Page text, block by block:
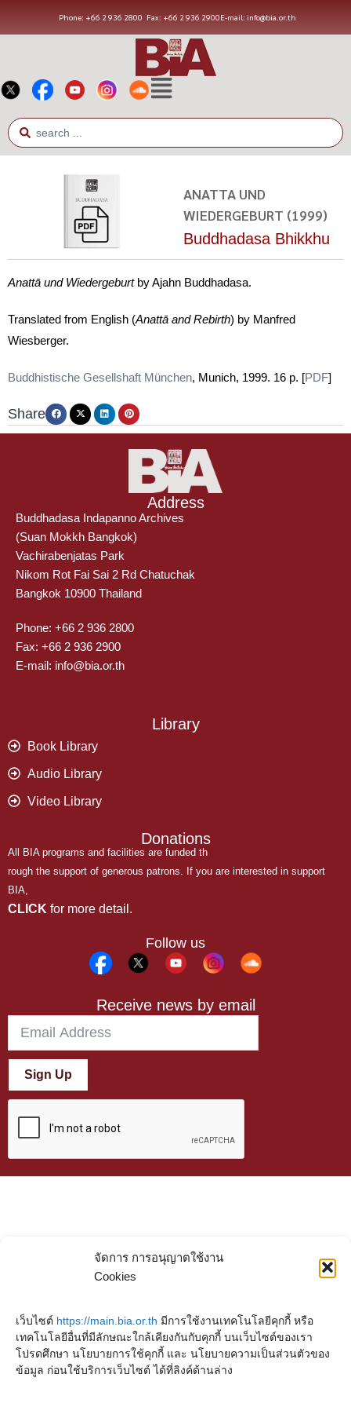
จัดการ การอนุญาตใช้งาน
Cookies
เว็บไซต์ https://main.bia.or.th มีการใช้งานเทคโนโลยีคุกกี้ หรือ
เทคโนโลยีอื่นที่มีลักษณะใกล้เคียงกันกับคุกกี้ บนเว็บไซต์ของเรา
โปรดศึกษา นโยบายการใช้คุกกี้ และ นโยบายความเป็นส่วนตัวของ
ข้อมูล ก่อนใช้บริการเว็บไซต์ ได้ที่ลิงค์ด้านล่าง
Phone: +66 2 936 2800 Fax: +66 2 936 2900E-mail: info@bia.or.th
ANATTA UND
WIEDERGEBURT (1999)
Buddhadasa Bhikkhu
Anattā und Wiedergeburtby Ajahn Buddhadasa.
Translated from English (Anattā and Rebirth) by Manfred
Wiesberger.
Buddhistische Gesellshaft München, Munich, 1999. 16 p. [PDF]
Share
Address
Buddhadasa Indapanno Archives
(Suan Mokkh Bangkok)
Vachirabenjatas Park
Nikom Rot Fai Sai 2 Rd Chatuchak
Bangkok 10900 Thailand
Phone: +66 2 936 2800
Fax: +66 2 936 2900
E-mail: info@bia.or.th
Library
Book Library
Audio Library
Video Library
Donations
All BIA programs and facilities are funded th
rough the support of generous patrons. If you are interested in support
BIA,
CLICK for more detail.
Follow us
Receive news by email
Sign Up